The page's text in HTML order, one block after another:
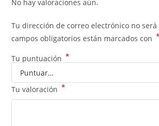
No hay valoraciones aún.
Tu dirección de correo electrónico no
campos obligatorios están marcados con *
Tu puntuación *
Tu valoración *